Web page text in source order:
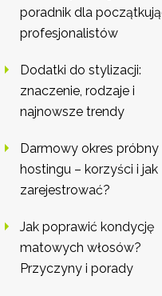
poradnik dla
profesjonalistów
Dodatki do stylizacji:
znaczenie, rodzaje i
najnowsze trendy
Darmowy okres próbny
hostingu – korzyści i jak
zarejestrować?
Jak poprawić kondycję
matowych włosów?
Przyczyny i porady